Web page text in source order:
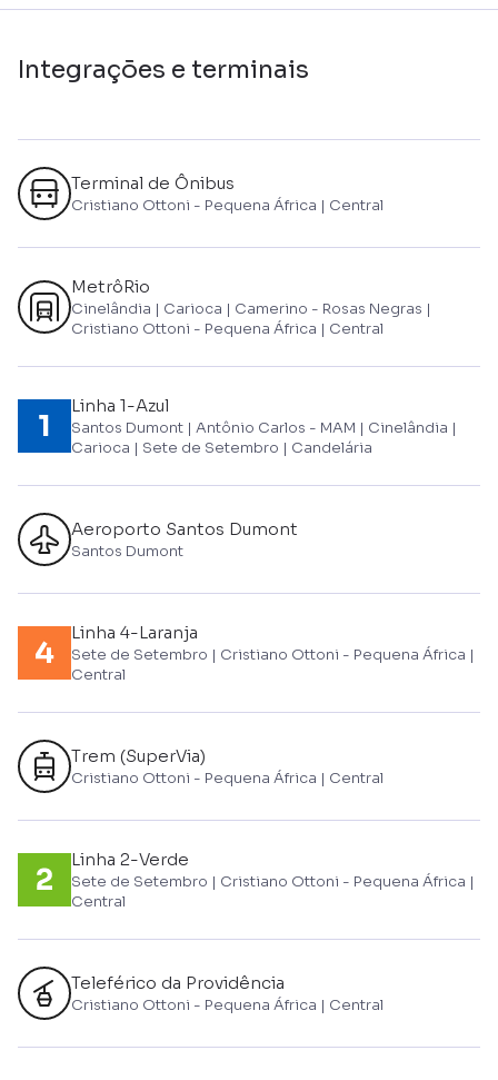
Integrações e terminais
Terminal de Ônibus
Cristiano Ottoni - Pequena África | Central
MetrôRio
Cinelândia | Carioca | Camerino - Rosas Negras |
Cristiano Ottoni - Pequena África | Central
Linha 1-Azul
Santos Dumont | Antônio Carlos - MAM | Cinelândia |
Carioca | Sete de Setembro | Candelária
Aeroporto Santos Dumont
Santos Dumont
Linha 4-Laranja
Sete de Setembro | Cristiano Ottoni - Pequena África |
Central
Trem (SuperVia)
Cristiano Ottoni - Pequena África | Central
Linha 2-Verde
Sete de Setembro | Cristiano Ottoni - Pequena África |
Central
Teleférico da Providência
Cristiano Ottoni - Pequena África | Central